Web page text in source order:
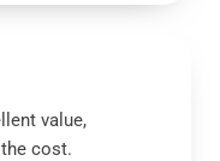
value,
cost.